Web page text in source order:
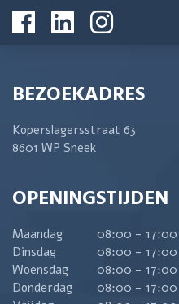
BEZOEKADRES
Koperslagersstraat 63
8601 WP Sneek
OPENINGSTIJDEN
Maandag
08:00 - 17:00
Dinsdag
08:00 - 17:00
Woensdag
08:00 - 17:00
Donderdag
08:00 - 17:00